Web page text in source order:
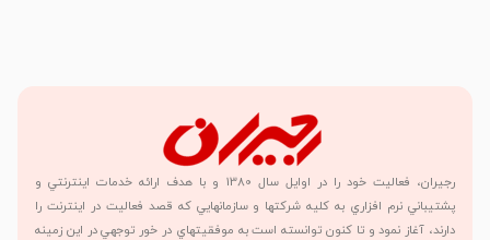
رجیران، فعاليت خود را در اوايل سال 1380 و با هدف ارائه خدمات اينترنتي و
پشتيباني نرم افزاري به کليه شرکتها و سازمانهايي که قصد فعاليت در اينترنت را
دارند، آغاز نمود و تا کنون توانسته است به موفقيتهاي در خور توجهي در اين زمينه